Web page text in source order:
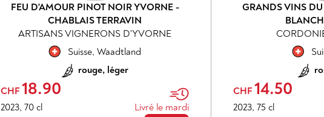
FEU D'AMOUR PINOT NOIR YVORNE -
CHABLAIS TERRAVIN
ARTISANS VIGNERONS D'YVORNE
Suisse, Waadtland
rouge, léger
CHF 18.90
2023, 70 cl Livré le mardi
GRANDS VINS
CHF 14.50
2023, 75 cl